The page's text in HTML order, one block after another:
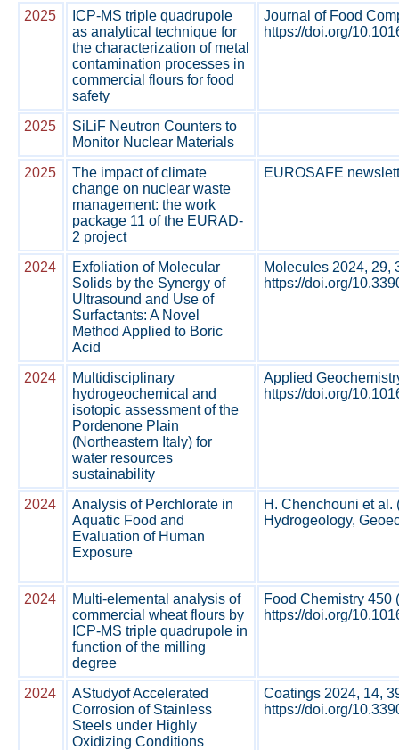
2025
ICP-MS triple quadrupole
as analytical technique for
the characterization of metal
contamination processes in
commercial flours for food
safety
Journal of Food
https://doi.org/
2025
SiLiF Neutron Counters to
Monitor Nuclear Materials
2025
The impact of climate
change on nuclear waste
management: the work
package 11 of the EURAD-
2 project
EUROSAFE
2024
Exfoliation of Molecular
Solids by the Synergy of
Ultrasound and Use of
Surfactants: A Novel
Method Applied to Boric
Acid
Molecules 2024, 29,
https://doi.org/
2024
Multidisciplinary
hydrogeochemical and
isotopic assessment of the
Pordenone Plain
(Northeastern Italy) for
water resources
sustainability
Applied
https://doi.org/
2024
Analysis of Perchlorate in
Aquatic Food and
Evaluation of Human
Exposure
H. Chenchouni et al.
Hydrogeology,
2024
Multi-elemental analysis of
commercial wheat flours by
ICP-MS triple quadrupole in
function of the milling
degree
Food Chemistry 450
https://doi.org/
2024
AStudyof Accelerated
Corrosion of Stainless
Steels under Highly
Oxidizing Conditions
Coatings 2024, 14,
https://doi.org/